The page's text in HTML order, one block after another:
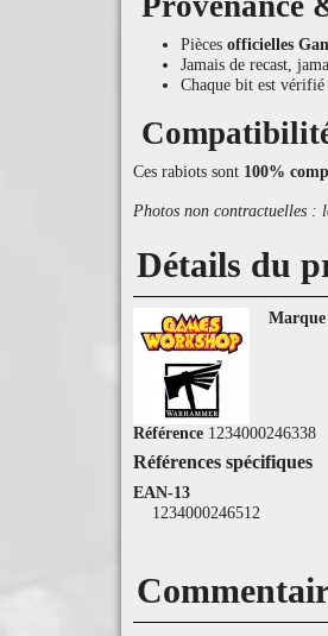
Pièces officielles
Jamais de recast,
Chaque bit est vérifié
Ces rabiots sont 100%
Photos non contractuelles :
Détails du
Marque
Référence 1234000246338
Références spécifiques
EAN-13
1234000246512